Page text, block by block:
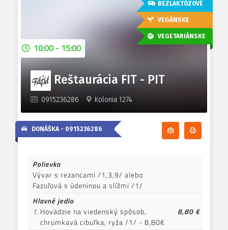
BEZLAKTÓZOVÉ
VEGÁNSKE
VEGETARIÁNSKE
Reštaurácia FIT - PIT
0915236286 Kolonia 1274
Odoberať
DONÁŠKA - 0915236286
10:00 - 15:00
Polievka
Vývar s rezancami /1,3,9/ alebo
Fazuľová s údeninou a slížmi /1/
Hlavné jedlo
1. Hovädzie na viedenský spôsob,
chrumkavá cibuľka, ryža /1/ - 8,80€
8,80 €